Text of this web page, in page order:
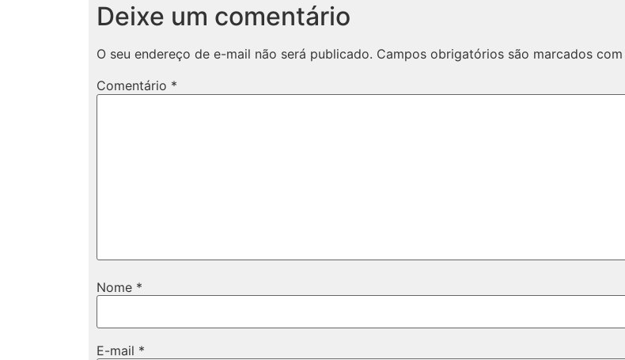
Deixe um comentário
O seu endereço de e-mail não será publicado. Campos obrigatórios são marcados com
Comentário *
Nome *
E-mail *